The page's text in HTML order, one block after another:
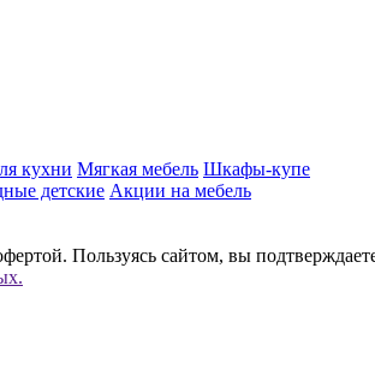
кухни Мягкая мебель Шкафы-купе
детские Акции на мебель
Пользуясь сайтом, вы